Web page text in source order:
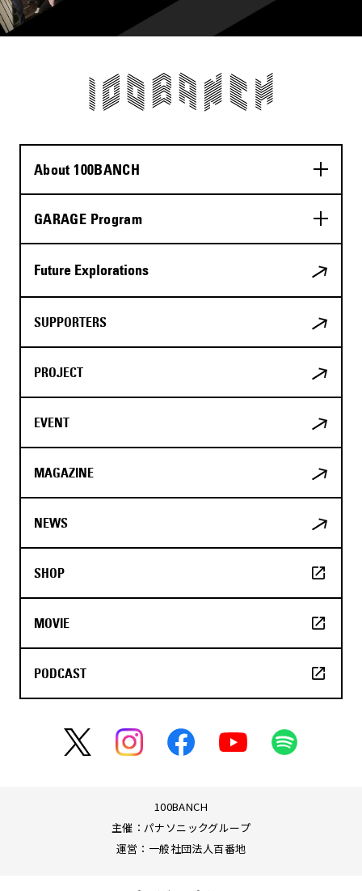
About 100BANCH
GARAGE Program
Future Explorations
SUPPORTERS
PROJECT
EVENT
MAGAZINE
NEWS
SHOP
MOVIE
PODCAST
100BANCH
主催：パナソニックグループ
運営：一般社団法人百番地